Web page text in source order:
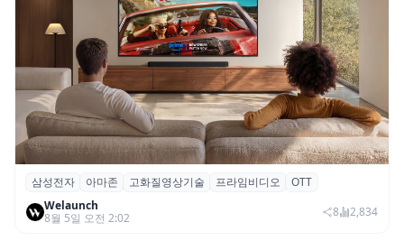
삼성전자·아마존, 프라임 비디오에 ‘HDR10+
어드밴스드’ 적용
삼성전자 아마존 고화질영상기술 프라임비디오
OTT
Welaunch
8월 5일 오전 2:02
8 2,834